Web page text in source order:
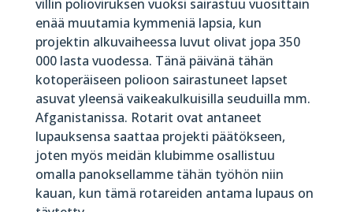
villin polioviruksen vuoksi sairastuu vuosittain
enää muutamia kymmeniä lapsia, kun
projektin alkuvaiheessa luvut olivat jopa 350
000 lasta vuodessa. Tänä päivänä tähän
kotoperäiseen polioon sairastuneet lapset
asuvat yleensä vaikeakulkuisilla seuduilla mm.
Afganistanissa. Rotarit ovat antaneet
lupauksensa saattaa projekti päätökseen,
joten myös meidän klubimme osallistuu
omalla panoksellamme tähän työhön niin
kauan, kun tämä rotareiden antama lupaus on